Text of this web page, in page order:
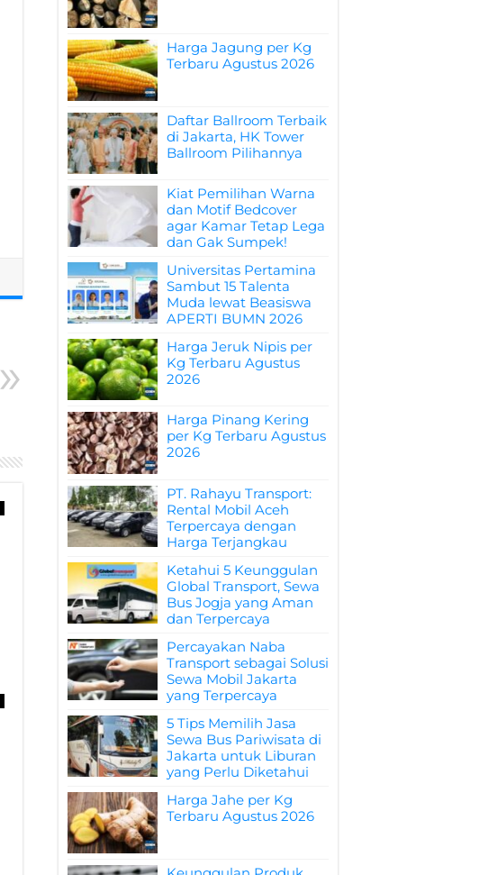
Harga Jagung per Kg
Terbaru Agustus 2026
Daftar Ballroom Terbaik
di Jakarta, HK Tower
Ballroom Pilihannya
Kiat Pemilihan Warna
dan Motif Bedcover
agar Kamar Tetap Lega
dan Gak Sumpek!
Universitas Pertamina
Sambut 15 Talenta
Muda lewat Beasiswa
APERTI BUMN 2026
Harga Jeruk Nipis per
Kg Terbaru Agustus
2026
Harga Pinang Kering
per Kg Terbaru Agustus
2026
PT. Rahayu Transport:
Rental Mobil Aceh
Terpercaya dengan
Harga Terjangkau
Ketahui 5 Keunggulan
Global Transport, Sewa
Bus Jogja yang Aman
dan Terpercaya
Percayakan Naba
Transport sebagai Solusi
Sewa Mobil Jakarta
yang Terpercaya
5 Tips Memilih Jasa
Sewa Bus Pariwisata di
Jakarta untuk Liburan
yang Perlu Diketahui
Harga Jahe per Kg
Terbaru Agustus 2026